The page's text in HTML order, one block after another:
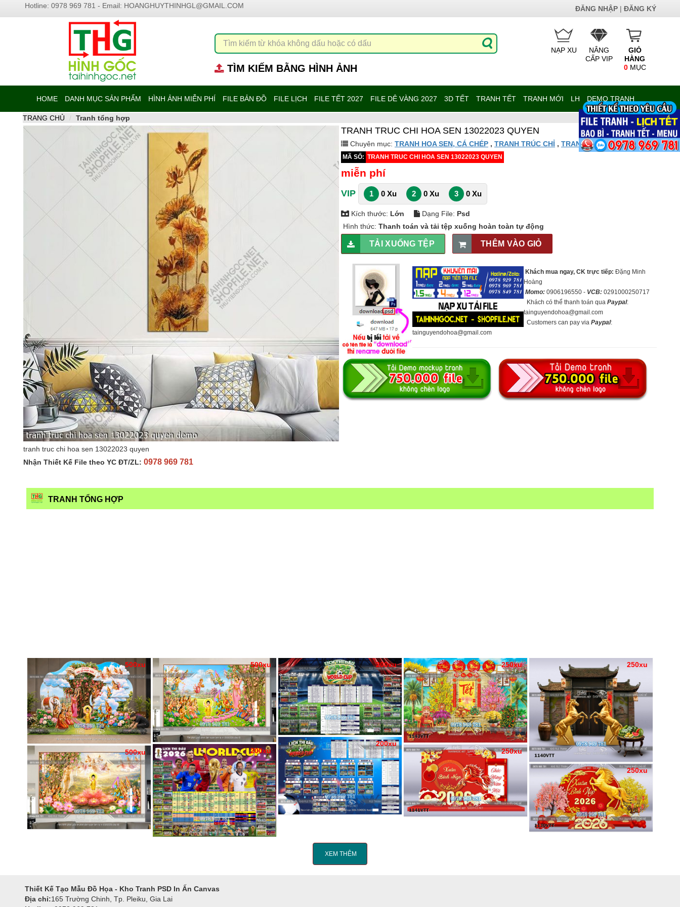
Hotline: 0978 969 781 - Email: HOANGHUYTHINHGL@GMAIL.COM ĐĂNG NHẬP | ĐĂNG KÝ
TÌM KIẾM BẰNG HÌNH ẢNH
GIỎ
HÀNG
0MỤC
NÂNG
CẤP VIP
NẠP XU
HOME DANH MỤC SẢN PHẨM HÌNH ẢNH MIỄN PHÍ FILE BẢN ĐỒ FILE LỊCH FILE TẾT 2027 FILE DÊ VÀNG 2027 3D TẾT TRANH TẾT TRANH MỚI LH DEMO TRANH
TRANG CHỦ Tranh tổng hợp
tranh truc chi hoa sen 13022023 quyen
Nhận Thiết Kế File theo YC ĐT/ZL: 0978 969 781
TRANH TRUC CHI HOA SEN 13022023 QUYEN
Chuyên mục: TRANH HOA SEN, CÁ CHÉP , TRANH TRÚC CHỈ , TRANH TỔNG HỢP
MÃ SỐ: TRANH TRUC CHI HOA SEN 13022023 QUYEN
miễn phí
VIP 1 0 Xu 2 0 Xu 3 0 Xu
Kích thước: Lớn Dạng File: Psd
Hình thức: Thanh toán và tải tệp xuống hoàn toàn tự động
TẢI XUỐNG TỆP THÊM VÀO GIỎ
Khách mua ngay, CK trực tiếp:Đặng Minh
Hoàng
Momo: 0906196550 - VCB: 0291000250717
Khách có thể thanh toán quaPaypal:
tainguyendohoa@gmail.com
Customers can pay viaPaypal:
tainguyendohoa@gmail.com
TRANH TỔNG HỢP
500xu
500xu
500xu
200xu
200xu
200xu
250xu
250xu
250xu
250xu
XEM THÊM
Thiết Kế Tạo Mẫu Đồ Họa - Kho Tranh PSD In Ấn Canvas
Địa chỉ:165 Trường Chinh, Tp. Pleiku, Gia Lai